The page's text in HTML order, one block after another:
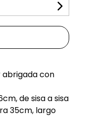
abrigada con
de sisa a sisa
35cm, largo